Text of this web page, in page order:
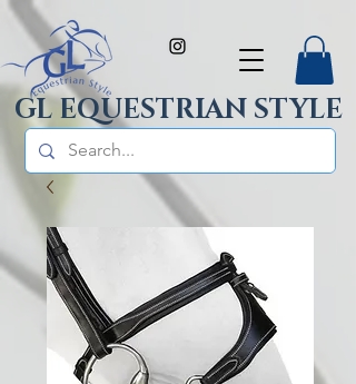
GL EQUESTRIAN STYLE